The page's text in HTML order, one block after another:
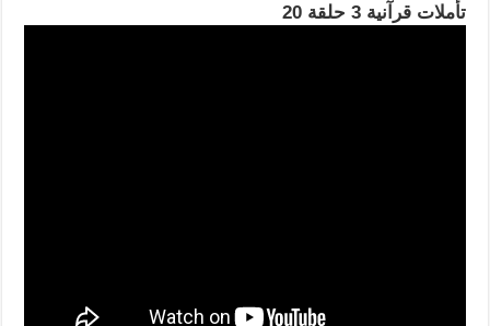
تأملات قرآنية 3 حلقة 20